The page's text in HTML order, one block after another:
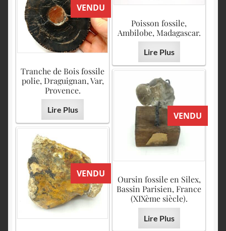
Poisson fossile,
Ambilobe, Madagascar.
Lire Plus
VENDU
Tranche de Bois fossile
polie, Draguignan, Var,
Provence.
Lire Plus
VENDU
Oursin fossile en Silex,
Bassin Parisien, France
(XIXème siècle).
Lire Plus
VENDU